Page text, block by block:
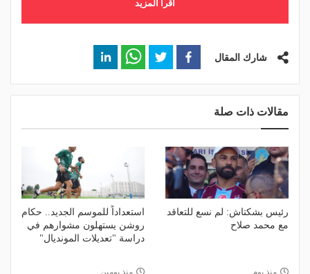
اقرأ المزيد
شارك المقال
مقالات ذات صلة
رئيس بشكتاش: لم نسع للتعاقد
مع محمد صلاح
منذ يوم
استعداداً للموسم الجديد.. حكام
روشن يستهلون مشوارهم في
دراسة "تعديلات المونديال"
منذ يومين